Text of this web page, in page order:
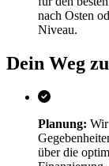
nach Osten
Niveau.
Dein Weg
Planung:
über die